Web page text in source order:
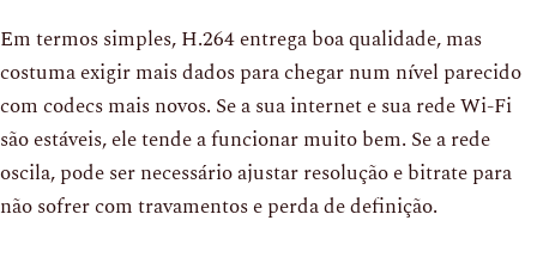
Em termos simples, H.264 entrega boa qualidade, mas
costuma exigir mais dados para chegar num nível parecido
com codecs mais novos. Se a sua internet e sua rede Wi-Fi
são estáveis, ele tende a funcionar muito bem. Se a rede
oscila, pode ser necessário ajustar resolução e bitrate para
não sofrer com travamentos e perda de definição.